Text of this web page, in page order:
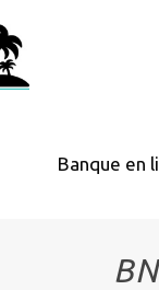
Banque en